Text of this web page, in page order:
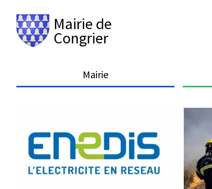
Mairie de
Congrier
Mairie